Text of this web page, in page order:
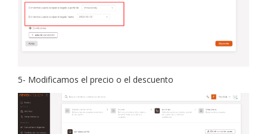
5- Modificamos el precio o el descuento